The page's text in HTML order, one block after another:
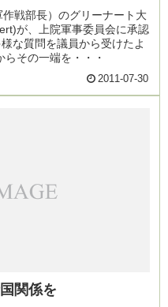
戦部長）のグリーナート大
が、上院軍事委員会に承認
な質問を議員から受けたよ
その一端を・・・
2011-07-30
関係を